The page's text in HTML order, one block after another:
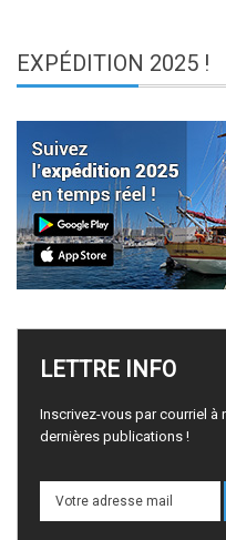
EXPÉDITION 2025 !
LETTRE INFO
Inscrivez-vous par courriel
dernières publications !